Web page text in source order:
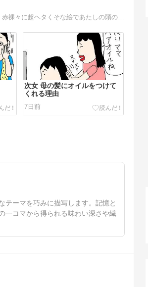
次女 母の髪にオイルをつけて
くれる理由
7日前
テーマを巧みに描写します。記憶と
一コマから得られる味わい深さや繊